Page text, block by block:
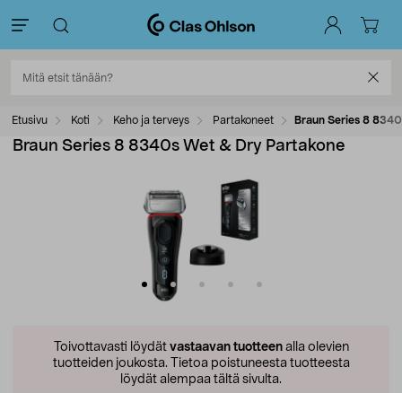
Etusivu Koti Keho ja terveys Partakoneet Braun Series 8
Braun Series 8 8340s Wet & Dry Partakone
Toivottavasti löydät vastaavan tuotteenalla olevien
tuotteiden joukosta. Tietoa poistuneesta tuotteesta
löydät alempaa tältä sivulta.